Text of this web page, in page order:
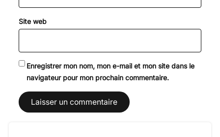
Site web
Enregistrer mon nom, mon e-mail et mon site dans le
navigateur pour mon prochain commentaire.